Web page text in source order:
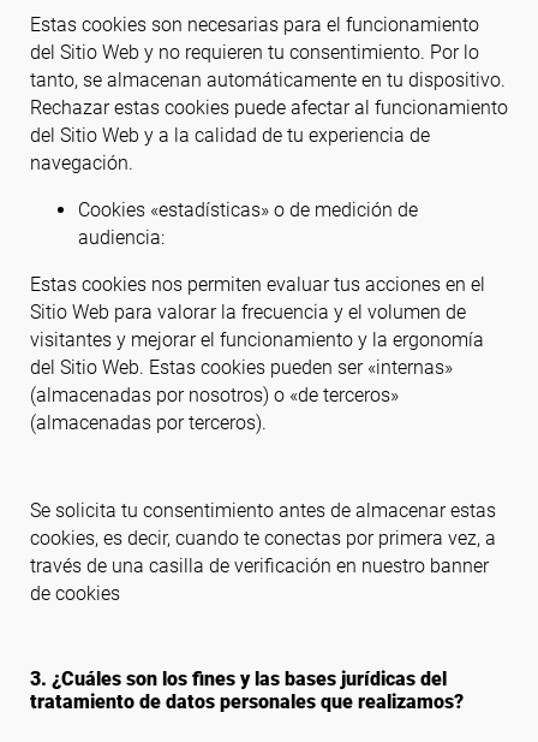
Estas cookies son necesarias para el funcionamiento
del Sitio Web y no requieren tu consentimiento. Por lo
tanto, se almacenan automáticamente en tu dispositivo.
Rechazar estas cookies puede afectar al funcionamiento
del Sitio Web y a la calidad de tu experiencia de
navegación.
Cookies «estadísticas» o de medición de
audiencia:
Estas cookies nos permiten evaluar tus acciones en el
Sitio Web para valorar la frecuencia y el volumen de
visitantes y mejorar el funcionamiento y la ergonomía
del Sitio Web. Estas cookies pueden ser «internas»
(almacenadas por nosotros) o «de terceros»
(almacenadas por terceros).
Se solicita tu consentimiento antes de almacenar estas
cookies, es decir, cuando te conectas por primera vez, a
través de una casilla de verificación en nuestro banner
de cookies
3. ¿Cuáles son los fines y las bases jurídicas del
tratamiento de datos personales que realizamos?